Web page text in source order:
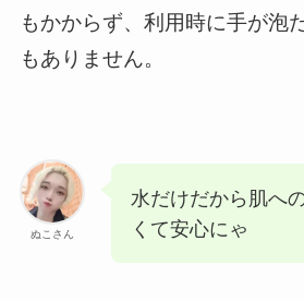
もかからず、利用時に手が泡
もありません。
ぬこさん
水だけだから肌へ
くて安心にゃ